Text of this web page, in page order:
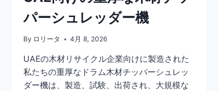
パーシュレッダー機
By ロリータ 4月 8, 2026
UAEの木材リサイクル企業向けに製造された
私たちの重厚なドラム木材チッパーシュレッ
ダー機は、製造、試験、出荷され、大規模な